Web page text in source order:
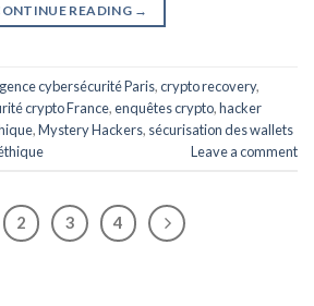
READING →
cybersécurité Paris,crypto recovery,
crypto France,enquêtes crypto,hacker
,Mystery Hackers, sécurisation des wallets
Leave a comment
2 3 4